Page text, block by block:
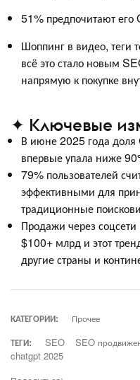
51% предпочитают его
Шоппинг в видео, теги
всё это стало новым
напрямую к покупке
✦ Ключевые
В июне 2025 года доля
впервые упала ниже
79% пользователей
эффективными для
традиционные
Продажи через
$100+ млрд и этот
другие страны и
КАТЕГОРИИ:
Прочее
ТЕГИ:
SEO SEO
chatgpt 2025